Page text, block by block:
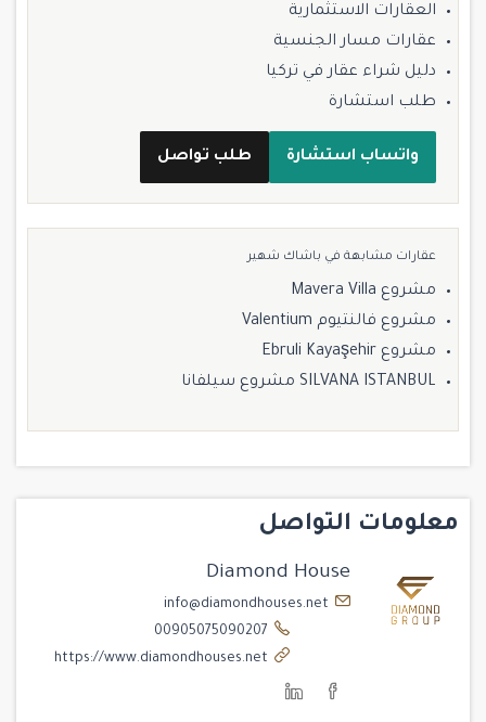
العقارات الاستثمارية
عقارات مسار الجنسية
دليل شراء عقار في تركيا
طلب استشارة
واتساب استشارة طلب تواصل
عقارات مشابهة في باشاك شهير
مشروع Mavera Villa
مشروع فالنتيوم Valentium
مشروع Ebruli Kayaşehir
SILVANA ISTANBUL مشروع سيلفانا
معلومات التواصل
Diamond House
info@diamondhouses.net